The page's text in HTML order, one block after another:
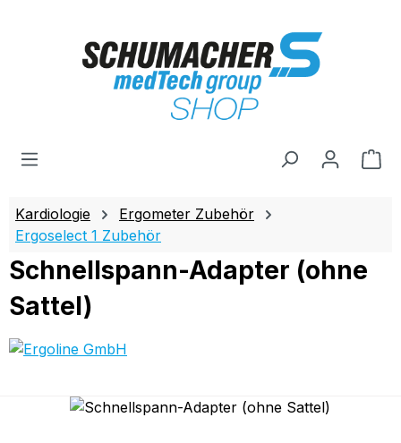
Kardiologie
Ergometer Zubehör
Ergoselect 1 Zubehör
Schnellspann-Adapter (ohne
Sattel)
Bildergalerie überspringen